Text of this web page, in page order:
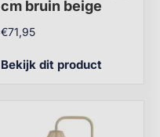
cm bruin beige
€71,95
Bekijk dit product